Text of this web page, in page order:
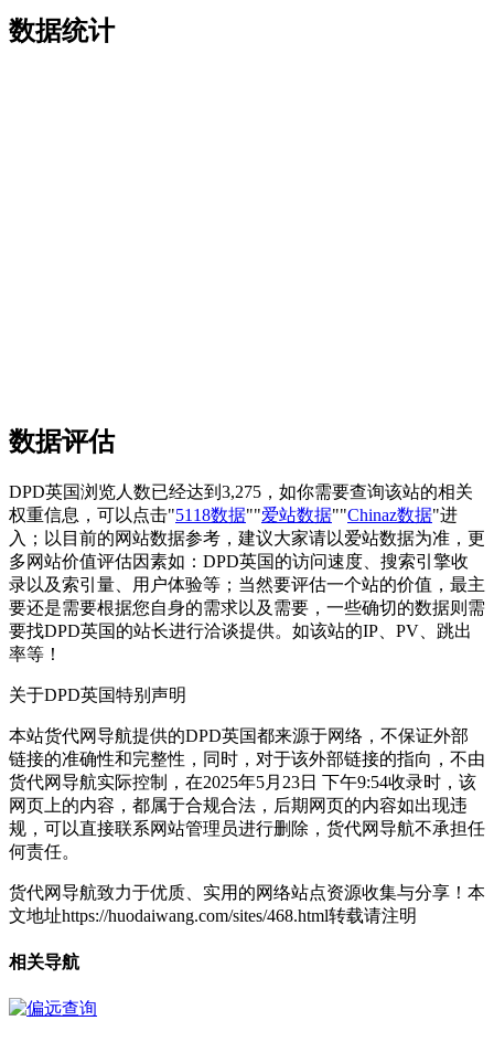
数据统计
数据评估
DPD英国浏览人数已经达到3,275，如你需要查询该站的相关
权重信息，可以点击"5118数据""爱站数据""Chinaz数据"进
入；以目前的网站数据参考，建议大家请以爱站数据为准，更
多网站价值评估因素如：DPD英国的访问速度、搜索引擎收
录以及索引量、用户体验等；当然要评估一个站的价值，最主
要还是需要根据您自身的需求以及需要，一些确切的数据则需
要找DPD英国的站长进行洽谈提供。如该站的IP、PV、跳出
率等！
关于DPD英国特别声明
本站货代网导航提供的DPD英国都来源于网络，不保证外部
链接的准确性和完整性，同时，对于该外部链接的指向，不由
货代网导航实际控制，在2025年5月23日 下午9:54收录时，该
网页上的内容，都属于合规合法，后期网页的内容如出现违
规，可以直接联系网站管理员进行删除，货代网导航不承担任
何责任。
货代网导航致力于优质、实用的网络站点资源收集与分享！ 本
文地址https://huodaiwang.com/sites/468.html转载请注明
相关导航